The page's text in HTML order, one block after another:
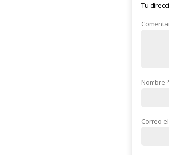
Tu
Nombre
Correo